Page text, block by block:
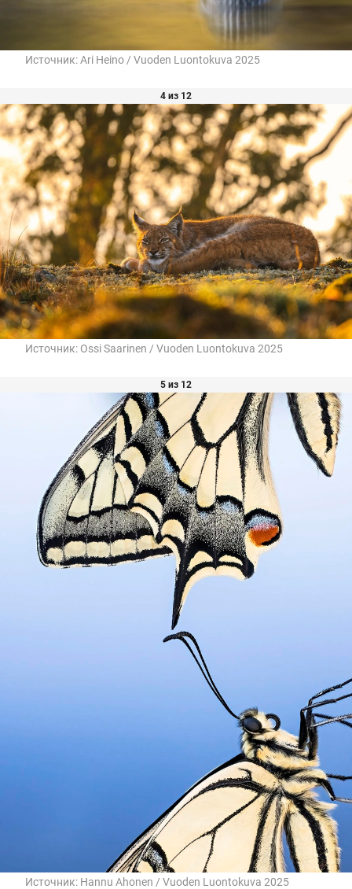
Источник:Ari Heino / Vuoden Luontokuva 2025
4 из 12
Источник: Ossi Saarinen / Vuoden Luontokuva 2025
5 из 12
Источник: Hannu Ahonen / Vuoden Luontokuva 2025